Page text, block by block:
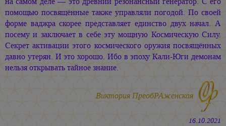
помощью посвящённые также управляли погодой. По своей
форме ваджра скорее представляет единство двух начал. А
посему и заключает в себе эту мощную Космическую Силу.
Секрет активации этого космического оружия посвящённых
давно утерян. И это хорошо. Ибо в эпоху Кали-Юги демонам
нельзя открывать тайное знание.
Виктория ПреобРАженская
16.10.2021